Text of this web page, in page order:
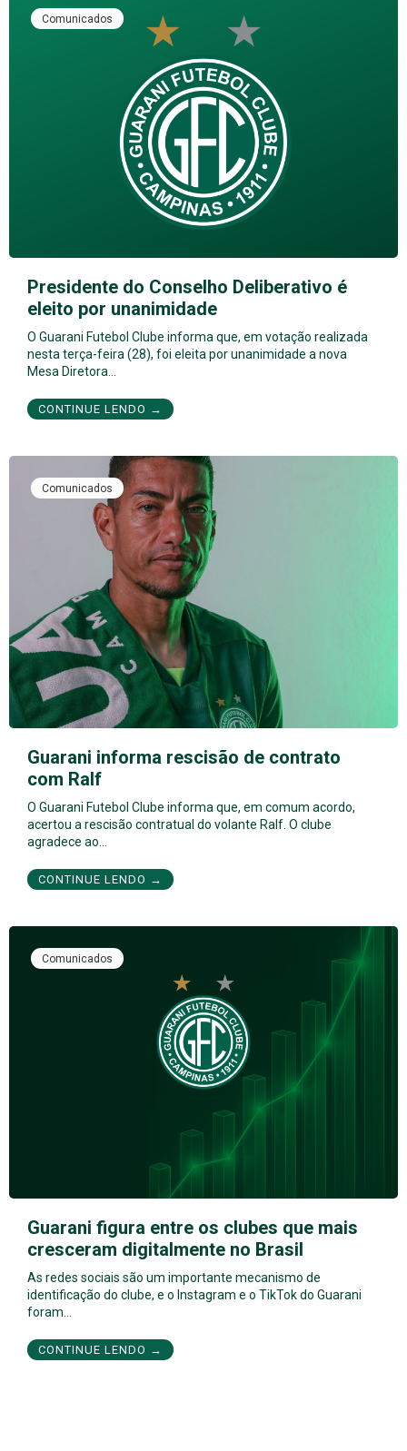
Comunicados
Presidente do Conselho Deliberativo é
eleito por unanimidade
O Guarani Futebol Clube informa que, em votação realizada
nesta terça-feira (28), foi eleita por unanimidade a nova
Mesa Diretora…
CONTINUE LENDO →
Comunicados
Guarani informa rescisão de contrato
com Ralf
O Guarani Futebol Clube informa que, em comum acordo,
acertou a rescisão contratual do volante Ralf. O clube
agradece ao…
CONTINUE LENDO →
Comunicados
Guarani figura entre os clubes que mais
cresceram digitalmente no Brasil
As redes sociais são um importante mecanismo de
identificação do clube, e o Instagram e o TikTok do Guarani
foram…
CONTINUE LENDO →